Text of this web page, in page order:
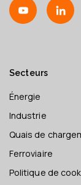
Secteurs
Énergie
Industrie
Quais de
Ferroviaire
Politique de